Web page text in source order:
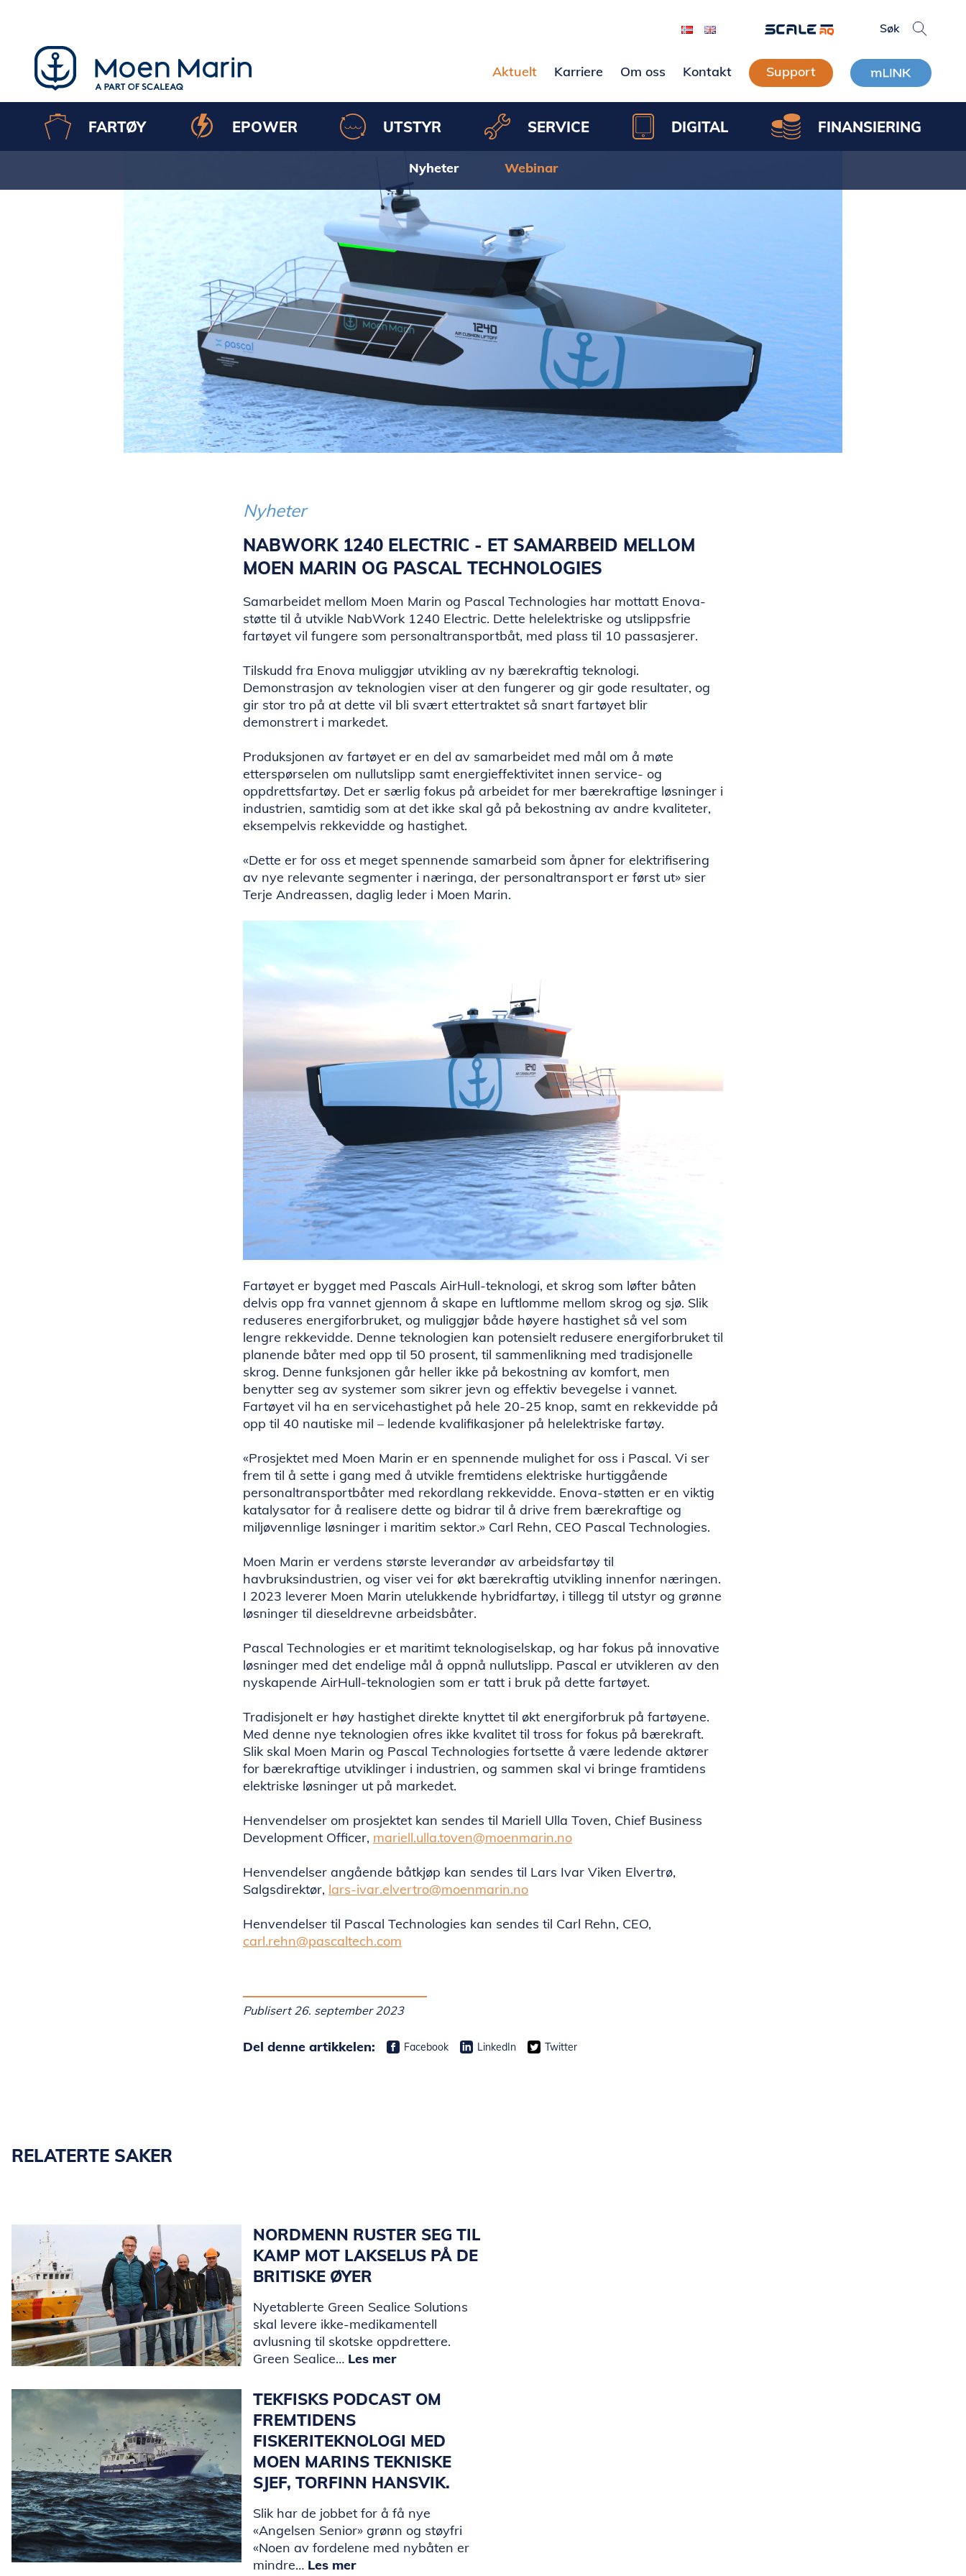
Aktuelt
Karriere Om oss Kontakt Support
FARTØY EPOWER UTSTYR SERVICE DIGITAL FINANSIERING
Nyheter Webinar
Nyheter
NABWORK 1240 ELECTRIC ­­- ET SAMARBEID MELLOM
MOEN MARIN OG PASCAL TECHNOLOGIES
Samarbeidet mellom Moen Marin og Pascal Technologies har mottatt Enova-
støtte til å utvikle NabWork 1240 Electric. Dette helelektriske og utslippsfrie
fartøyet vil fungere som personaltransportbåt, med plass til 10 passasjerer.
Tilskudd fra Enova muliggjør utvikling av ny bærekraftig teknologi.
Demonstrasjon av teknologien viser at den fungerer og gir gode resultater, og
gir stor tro på at dette vil bli svært ettertraktet så snart fartøyet blir
demonstrert i markedet.
Produksjonen av fartøyet er en del av samarbeidet med mål om å møte
etterspørselen om nullutslipp samt energieffektivitet innen service- og
oppdrettsfartøy. Det er særlig fokus på arbeidet for mer bærekraftige løsninger i
industrien, samtidig som at det ikke skal gå på bekostning av andre kvaliteter,
eksempelvis rekkevidde og hastighet.
«Dette er for oss et meget spennende samarbeid som åpner for elektrifisering
av nye relevante segmenter i næringa, der personaltransport er først ut» sier
Terje Andreassen, daglig leder i Moen Marin.
Fartøyet er bygget med Pascals AirHull-teknologi, et skrog som løfter båten
delvis opp fra vannet gjennom å skape en luftlomme mellom skrog og sjø. Slik
reduseres energiforbruket, og muliggjør både høyere hastighet så vel som
lengre rekkevidde. Denne teknologien kan potensielt redusere energiforbruket til
planende båter med opp til 50 prosent, til sammenlikning med tradisjonelle
skrog. Denne funksjonen går heller ikke på bekostning av komfort, men
benytter seg av systemer som sikrer jevn og effektiv bevegelse i vannet.
Fartøyet vil ha en servicehastighet på hele 20-25 knop, samt en rekkevidde på
opp til 40 nautiske mil – ledende kvalifikasjoner på helelektriske fartøy.
«Prosjektet med Moen Marin er en spennende mulighet for oss i Pascal. Vi ser
frem til å sette i gang med å utvikle fremtidens elektriske hurtiggående
personaltransportbåter med rekordlang rekkevidde. Enova-støtten er en viktig
katalysator for å realisere dette og bidrar til å drive frem bærekraftige og
miljøvennlige løsninger i maritim sektor.» Carl Rehn, CEO Pascal Technologies.
Moen Marin er verdens største leverandør av arbeidsfartøy til
havbruksindustrien, og viser vei for økt bærekraftig utvikling innenfor næringen.
I 2023 leverer Moen Marin utelukkende hybridfartøy, i tillegg til utstyr og grønne
løsninger til dieseldrevne arbeidsbåter.
Pascal Technologies er et maritimt teknologiselskap, og har fokus på innovative
løsninger med det endelige mål å oppnå nullutslipp. Pascal er utvikleren av den
nyskapende AirHull-teknologien som er tatt i bruk på dette fartøyet.
Tradisjonelt er høy hastighet direkte knyttet til økt energiforbruk på fartøyene.
Med denne nye teknologien ofres ikke kvalitet til tross for fokus på bærekraft.
Slik skal Moen Marin og Pascal Technologies fortsette å være ledende aktører
for bærekraftige utviklinger i industrien, og sammen skal vi bringe framtidens
elektriske løsninger ut på markedet.
Henvendelser om prosjektet kan sendes til Mariell Ulla Toven, Chief Business
Development Officer, mariell.ulla.toven@moenmarin.no
Henvendelser angående båtkjøp kan sendes til Lars Ivar Viken Elvertrø,
Salgsdirektør, lars-ivar.elvertro@moenmarin.no
Henvendelser til Pascal Technologies kan sendes til Carl Rehn, CEO,
carl.rehn@pascaltech.com
Publisert 26. september 2023
Del denne artikkelen: Facebook LinkedIn Twitter
RELATERTE SAKER
NORDMENN RUSTER SEG TIL
KAMP MOT LAKSELUS PÅ DE
BRITISKE ØYER
Nyetablerte Green Sealice Solutions
skal levere ikke-medikamentell
avlusning til skotske oppdrettere.
Green Sealice… Les mer
TEKFISKS PODCAST OM
FREMTIDENS
FISKERITEKNOLOGI MED
MOEN MARINS TEKNISKE
SJEF, TORFINN HANSVIK.
Slik har de jobbet for å få nye
«Angelsen Senior» grønn og støyfri
«Noen av fordelene med nybåten er
mindre… Les mer